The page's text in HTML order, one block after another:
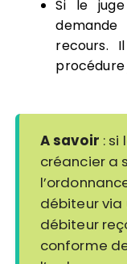
Si le
demande
recours.
procédure
A savoir : si
créancier a
débiteur via
débiteur
conforme